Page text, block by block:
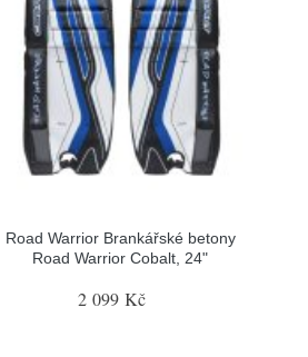
Road Warrior Brankářské betony
Road Warrior Cobalt, 24"
2 099 Kč